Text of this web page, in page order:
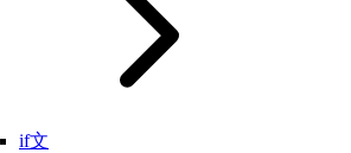
if文